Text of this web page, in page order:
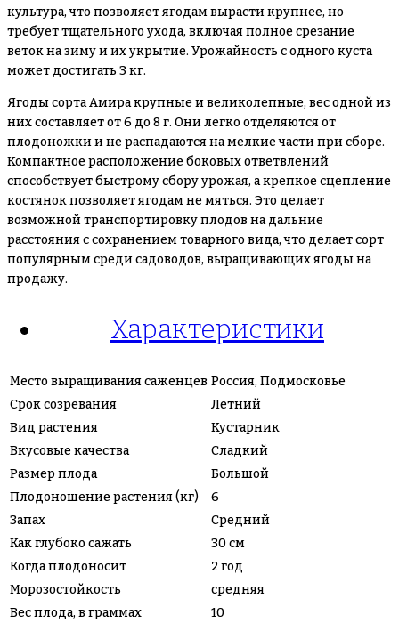
культура, что позволяет ягодам вырасти крупнее, но
требует тщательного ухода, включая полное срезание
веток на зиму и их укрытие. Урожайность с одного куста
может достигать 3 кг.
Ягоды сорта Амира крупные и великолепные, вес одной из
них составляет от 6 до 8 г. Они легко отделяются от
плодоножки и не распадаются на мелкие части при сборе.
Компактное расположение боковых ответвлений
способствует быстрому сбору урожая, а крепкое сцепление
костянок позволяет ягодам не мяться. Это делает
возможной транспортировку плодов на дальние
расстояния с сохранением товарного вида, что делает сорт
популярным среди садоводов, выращивающих ягоды на
продажу.
Характеристики
Место выращивания саженцев Россия, Подмосковье
Срок созревания
Летний
Вид растения
Кустарник
Вкусовые качества
Сладкий
Размер плода
Большой
Плодоношение растения (кг)
6
Запах
Средний
Как глубоко сажать
30 см
Когда плодоносит
2 год
Морозостойкость
средняя
Вес плода, в граммах
10